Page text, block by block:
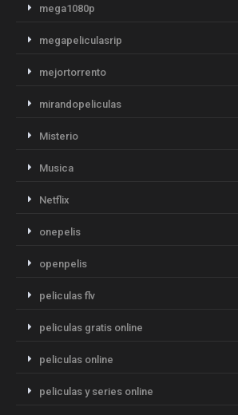
mega1080p
megapeliculasrip
mejortorrento
mirandopeliculas
Misterio
Musica
Netflix
onepelis
openpelis
peliculas flv
peliculas gratis online
peliculas online
peliculas y series online